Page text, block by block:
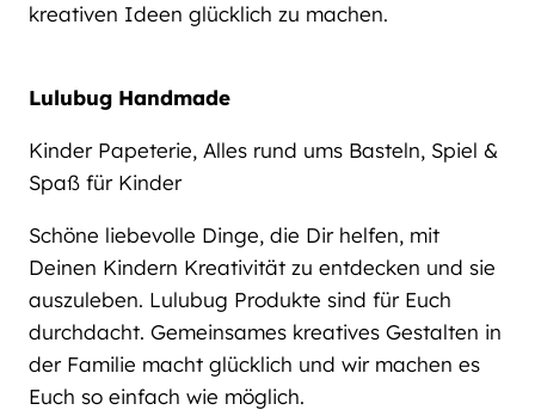
kreativen Ideen glücklich zu machen.
Lulubug Handmade
Kinder Papeterie, Alles rund ums Basteln, Spiel &
Spaß für Kinder
Schöne liebevolle Dinge, die Dir helfen, mit
Deinen Kindern Kreativität zu entdecken und sie
auszuleben. Lulubug Produkte sind für Euch
durchdacht. Gemeinsames kreatives Gestalten in
der Familie macht glücklich und wir machen es
Euch so einfach wie möglich.